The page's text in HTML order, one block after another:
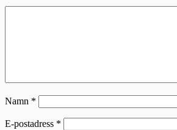
Namn *
E-postadress *